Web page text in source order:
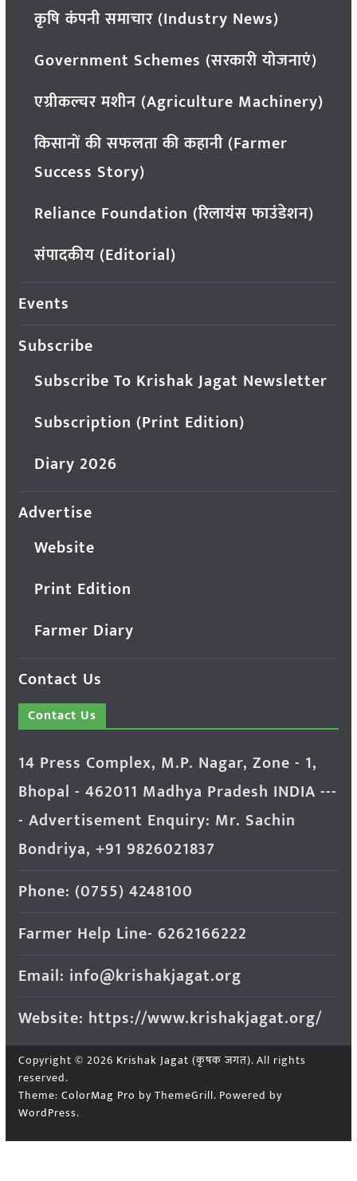
कृषि कंपनी समाचार (Industry News)
Government Schemes (सरकारी योजनाएं)
एग्रीकल्चर मशीन (Agriculture Machinery)
किसानों की सफलता की कहानी (Farmer
Success Story)
Reliance Foundation (रिलायंस फाउंडेशन)
संपादकीय (Editorial)
Events
Subscribe
Subscribe To Krishak Jagat Newsletter
Subscription (Print Edition)
Diary 2026
Advertise
Website
Print Edition
Farmer Diary
Contact Us
Contact Us
14 Press Complex, M.P. Nagar, Zone - 1,
Bhopal - 462011 Madhya Pradesh INDIA ---
- Advertisement Enquiry: Mr. Sachin
Bondriya, +91 9826021837
Phone: (0755) 4248100
Farmer Help Line- 6262166222
Email: info@krishakjagat.org
Website: https://www.krishakjagat.org/
Copyright © 2026 Krishak Jagat (कृषक जगत). All rights
reserved.
Theme: ColorMag Pro by ThemeGrill. Powered by
WordPress.